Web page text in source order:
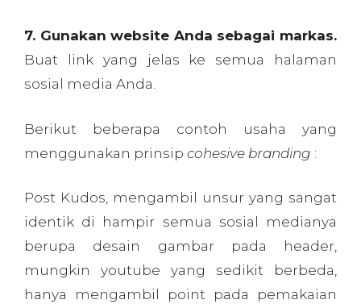
7. Gunakan website Anda sebagai markas.
Buat link yang jelas ke semua halaman
sosial media Anda.
Berikut beberapa contoh usaha yang
menggunakan prinsip cohesive branding :
Post Kudos, mengambil unsur yang sangat
identik di hampir semua sosial medianya
berupa desain gambar pada header,
mungkin youtube yang sedikit berbeda,
hanya mengambil point pada pemakaian